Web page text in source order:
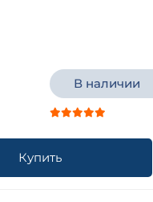
В наличии
Купить